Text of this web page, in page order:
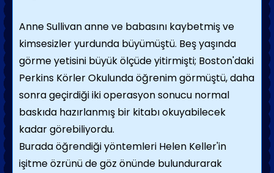
Anne Sullivan anne ve babasını kaybetmiş ve
kimsesizler yurdunda büyümüştü. Beş yaşında
görme yetisini büyük ölçüde yitirmişti; Boston'daki
Perkins Körler Okulunda öğrenim görmüştü, daha
sonra geçirdiği iki operasyon sonucu normal
baskıda hazırlanmış bir kitabı okuyabilecek
kadar görebiliyordu.
Burada öğrendiği yöntemleri Helen Keller'in
işitme özrünü de göz önünde bulundurarak